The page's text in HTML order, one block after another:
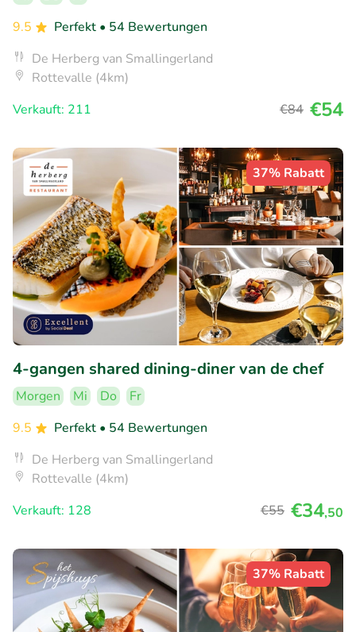
9.5
Perfekt • 54 Bewertungen
De Herberg van Smallingerland
Rottevalle (4km)
Verkauft: 211
€84 €54
37% Rabatt
4-gangen shared dining-diner van de chef
Morgen Mi Do
Fr
9.5
Perfekt • 54 Bewertungen
De Herberg van Smallingerland
Rottevalle (4km)
Verkauft: 128
€55 €34,50
37% Rabatt